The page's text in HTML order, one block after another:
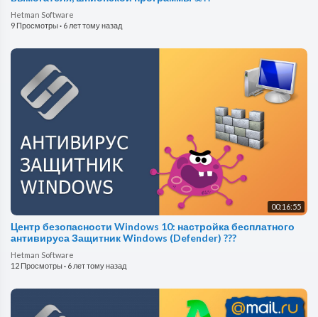
Hetman Software
9 Просмотры· 6 лет тому назад
00:16:55
Центр безопасности Windows 10: настройка бесплатного
антивируса Защитник Windows (Defender) ??️?
Hetman Software
12 Просмотры· 6 лет тому назад